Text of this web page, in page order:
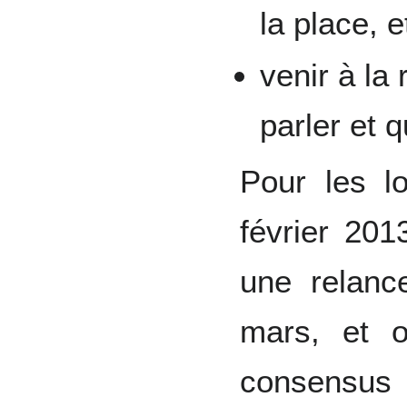
la place,
venir à la
parler et
Pour les
février
une
mars, et